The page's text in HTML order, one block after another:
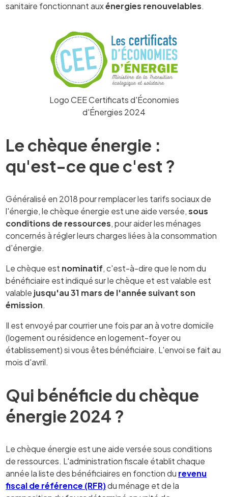
sanitaire fonctionnant auxénergies renouvelables.
Logo CEE Certificats d'Économies
d'Énergies 2024
Le chèque énergie :
qu'est-ce que c'est ?
Généralisé en 2018 pour remplacer les tarifs sociaux de
l'énergie, le chèque énergie est une aide versée,sous
conditions de ressources, pour aider les ménages
concernés à régler leurs charges liées à la consommation
d'énergie.
Le chèque est nominatif, c'est-à-dire que le nom du
bénéficiaire est indiqué sur le chèque et est valable est
valable jusqu'au 31 mars de l'année suivant son
émission.
Il est envoyé par courrier une fois par an à votre domicile
(logement ou résidence en logement-foyer ou
établissement) si vous êtes bénéficiaire. L'envoi se fait au
mois d'avril.
Qui bénéficie du chèque
énergie 2024 ?
Le chèque énergie est une aide versée sous conditions
de ressources. L'administration fiscale établit chaque
année la liste des bénéficiaires en fonction du revenu
fiscal de référence (RFR)du ménage et de la